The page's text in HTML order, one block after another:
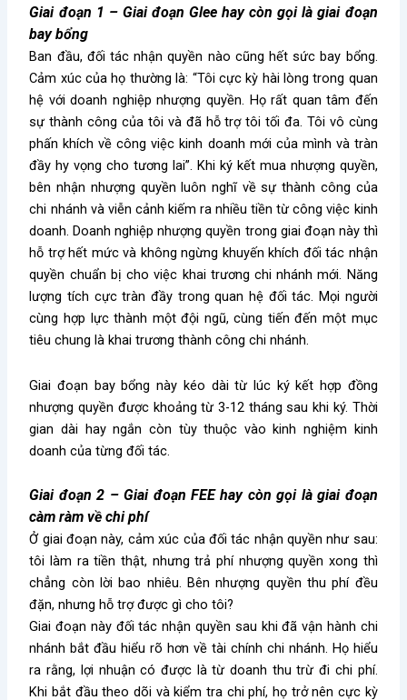
Giai đoạn 1 – Giai đoạn Glee hay còn gọi là giai đoạn
bay bổng
Ban đầu, đối tác nhận quyền nào cũng hết sức bay bổng.
Cảm xúc của họ thường là: “Tôi cực kỳ hài lòng trong quan
hệ với doanh nghiệp nhượng quyền. Họ rất quan tâm đến
sự thành công của tôi và đã hỗ trợ tôi tối đa. Tôi vô cùng
phấn khích về công việc kinh doanh mới của mình và tràn
đầy hy vọng cho tương lai”. Khi ký kết mua nhượng quyền,
bên nhận nhượng quyền luôn nghĩ về sự thành công của
chi nhánh và viễn cảnh kiếm ra nhiều tiền từ công việc kinh
doanh. Doanh nghiệp nhượng quyền trong giai đoạn này thì
hỗ trợ hết mức và không ngừng khuyến khích đối tác nhận
quyền chuẩn bị cho việc khai trương chi nhánh mới. Năng
lượng tích cực tràn đầy trong quan hệ đối tác. Mọi người
cùng hợp lực thành một đội ngũ, cùng tiến đến một mục
tiêu chung là khai trương thành công chi nhánh.
Giai đoạn bay bổng này kéo dài từ lúc ký kết hợp đồng
nhượng quyền được khoảng từ 3-12 tháng sau khi ký. Thời
gian dài hay ngắn còn tùy thuộc vào kinh nghiệm kinh
doanh của từng đối tác.
Giai đoạn 2 – Giai đoạn FEE hay còn gọi là giai đoạn
càm ràm về chi phí
Ở giai đoạn này, cảm xúc của đối tác nhận quyền như sau:
tôi làm ra tiền thật, nhưng trả phí nhượng quyền xong thì
chẳng còn lời bao nhiêu. Bên nhượng quyền thu phí đều
đặn, nhưng hỗ trợ được gì cho tôi?
Giai đoạn này đối tác nhận quyền sau khi đã vận hành chi
nhánh bắt đầu hiểu rõ hơn về tài chính chi nhánh. Họ hiểu
ra rằng, lợi nhuận có được là từ doanh thu trừ đi chi phí.
Khi bắt đầu theo dõi và kiểm tra chi phí, họ trở nên cực kỳ